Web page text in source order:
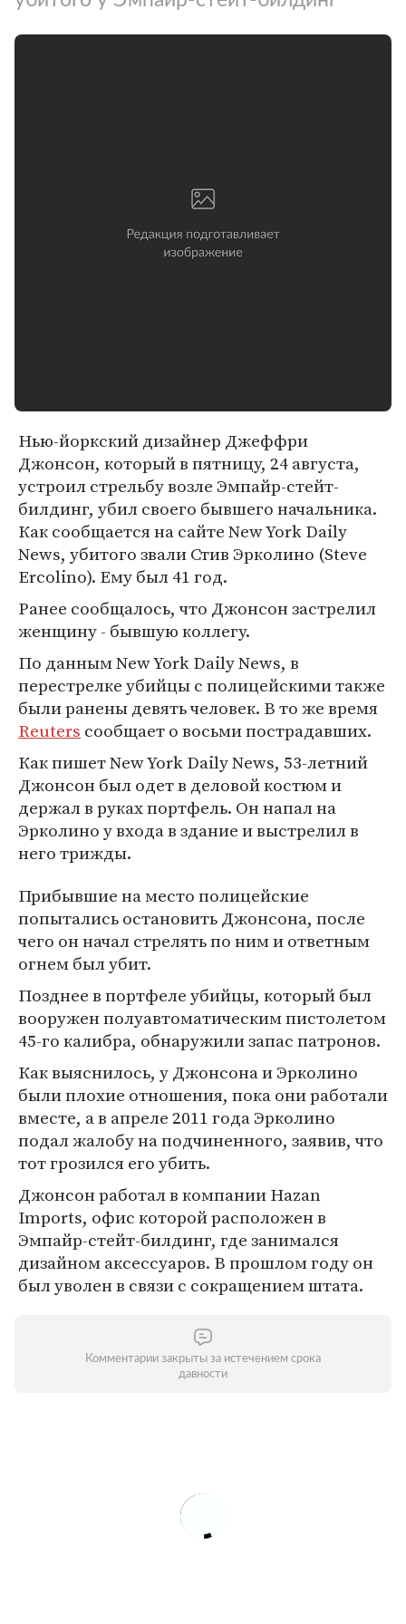
Нью-йоркский дизайнер Джеффри
Джонсон, который в пятницу, 24 августа,
устроил стрельбу возле Эмпайр-стейт-
билдинг, убил своего бывшего начальника.
Как сообщается на сайте New York Daily
News, убитого звали Стив Эрколино (Steve
Ercolino). Ему был 41 год.
Ранее сообщалось, что Джонсон застрелил
женщину - бывшую коллегу.
По данным New York Daily News, в
перестрелке убийцы с полицейскими также
были ранены девять человек. В то же время
Reuters сообщает о восьми пострадавших.
Как пишет New York Daily News, 53-летний
Джонсон был одет в деловой костюм и
держал в руках портфель. Он напал на
Эрколино у входа в здание и выстрелил в
него трижды.
Прибывшие на место полицейские
попытались остановить Джонсона, после
чего он начал стрелять по ним и ответным
огнем был убит.
Позднее в портфеле убийцы, который был
вооружен полуавтоматическим пистолетом
45-го калибра, обнаружили запас патронов.
Как выяснилось, у Джонсона и Эрколино
были плохие отношения, пока они работали
вместе, а в апреле 2011 года Эрколино
подал жалобу на подчиненного, заявив, что
тот грозился его убить.
Джонсон работал в компании Hazan
Imports, офис которой расположен в
Эмпайр-стейт-билдинг, где занимался
дизайном аксессуаров. В прошлом году он
был уволен в связи с сокращением штата.
Комментарии закрыты за истечением срока
давности